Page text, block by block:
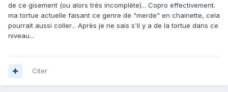
de ce gisement (ou alors très incomplète)... Copro effectivement.
ma tortue actuelle faisant ce genre de "merde" en chainette, cela
pourrait aussi coller... Après je ne sais s'il y a de la tortue dans ce
niveau...
Citer